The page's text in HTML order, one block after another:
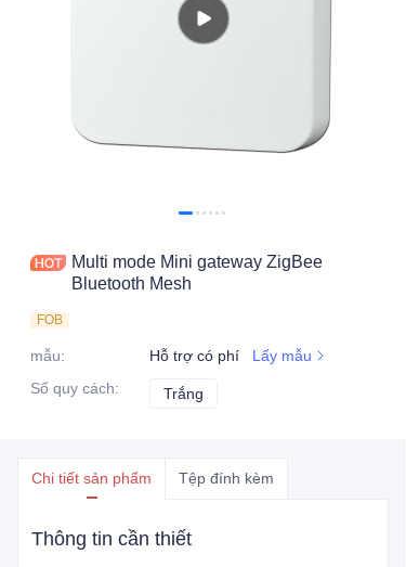
Multi mode Mini gateway ZigBee
Bluetooth Mesh
FOB
mẫu: Hỗ trợ có phí
Lấy mẫu
Số quy cách: Trắng
Chi tiết sản phẩm Tệp đính kèm
Thông tin cần thiết